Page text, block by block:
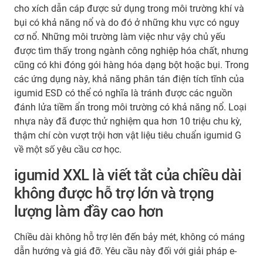
cho xích dẫn cáp được sử dụng trong môi trường khí và
bụi có khả năng nổ và do đó ở những khu vực có nguy
cơ nổ. Những môi trường làm việc như vậy chủ yếu
được tìm thấy trong ngành công nghiệp hóa chất, nhưng
cũng có khi đóng gói hàng hóa dạng bột hoặc bụi. Trong
các ứng dụng này, khả năng phân tán điện tích tĩnh của
igumid ESD có thể có nghĩa là tránh được các nguồn
đánh lửa tiềm ẩn trong môi trường có khả năng nổ. Loại
nhựa này đã được thử nghiệm qua hơn 10 triệu chu kỳ,
thậm chí còn vượt trội hơn vật liệu tiêu chuẩn igumid G
về một số yêu cầu cơ học.
igumid XXL là viết tắt của chiều dài
không được hỗ trợ lớn và trọng
lượng làm đầy cao hơn
Chiều dài không hỗ trợ lên đến bảy mét, không có máng
dẫn hướng và giá đỡ. Yêu cầu này đối với giải pháp e-